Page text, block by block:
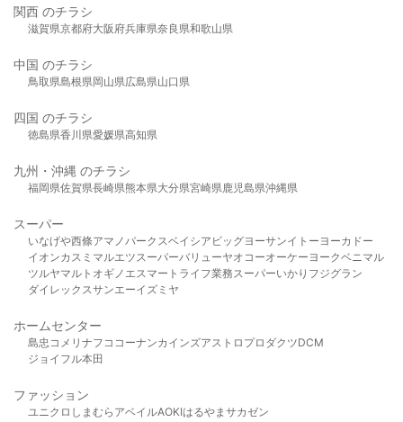
関西 のチラシ
滋賀県京都府大阪府兵庫県奈良県和歌山県
中国 のチラシ
鳥取県島根県岡山県広島県山口県
四国 のチラシ
徳島県香川県愛媛県高知県
九州・沖縄 のチラシ
福岡県佐賀県長崎県熊本県大分県宮崎県 鹿児島県沖縄県
スーパー
いなげや西條アマノパークスベイシア ビッグヨーサンイトーヨーカドー
イオンカスミ マルエツ スーパーバリューヤオコーオーケー ヨークベニマル
ツルヤマルト オギノ エスマート ライフ業務スーパーいかり フジグラン
ダイレックスサンエーイズミヤ
ホームセンター
島忠 コメリ ナフコ コーナンカインズアストロプロダクツDCM
ジョイフル本田
ファッション
ユニクロ しまむら アベイルAOKIはるやま サカゼン